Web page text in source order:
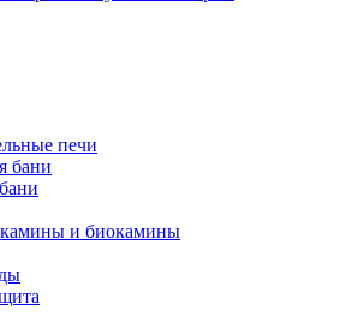
печи
бани
и биокамины